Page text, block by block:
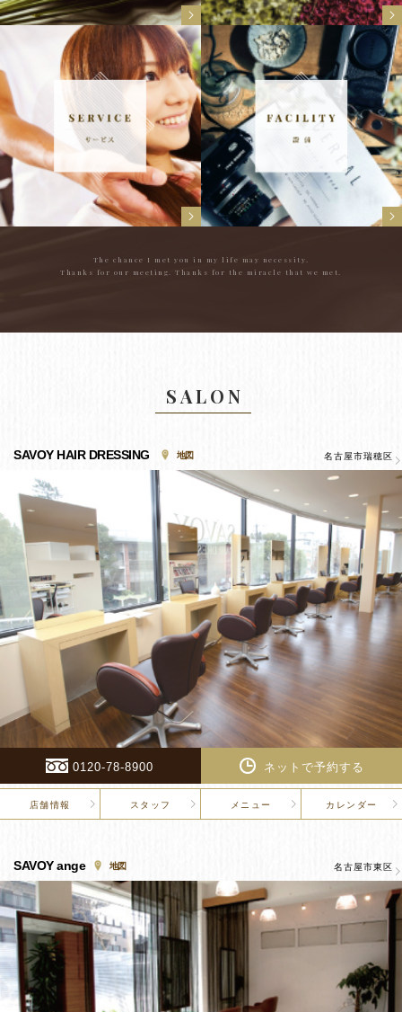
The chance I met you in my life may necessity.
Thanks for our meeting. Thanks for the miracle that we met.
SALON
名古屋市瑞穂区
SAVOY HAIR DRESSING 地図
0120-78-8900 ネットで予約する
店舗情報 スタッフ メニュー カレンダー
名古屋市東区
SAVOY ange 地図